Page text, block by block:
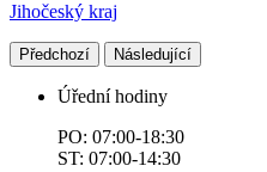
Jihočeský kraj
Předchozí Následující
Úřední hodiny
PO: 07:00-18:30
ST: 07:00-14:30